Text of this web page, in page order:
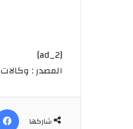
[ad_2]
المصدر : وكالات
شاركها